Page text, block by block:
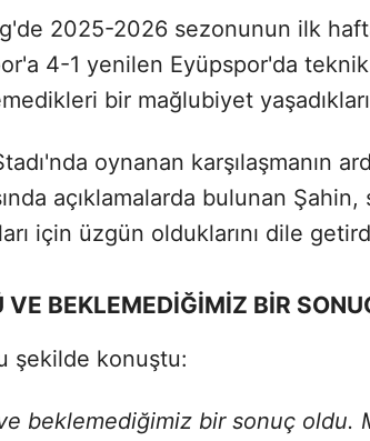
2025-2026 sezonunun ilk
4-1 yenilen Eyüpspor'da
bir mağlubiyet
oynanan karşılaşmanın
açıklamalarda bulunan
için üzgün olduklarını dile
VE BEKLEMEDİĞİMİZ BİR
şekilde konuştu:
beklemediğimiz bir sonuç oldu.